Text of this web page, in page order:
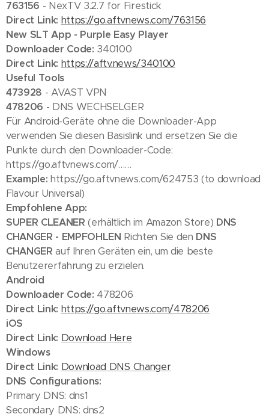
763156 - NexTV 3.2.7 for Firestick
Direct Link: https://go.aftvnews.com/763156
New SLT App - Purple Easy Player
Downloader Code: 340100
Direct Link: https://aftv.news/340100
Useful Tools
473928 - AVAST VPN
478206 - DNS WECHSELGER
Für Android-Geräte ohne die Downloader-App
verwenden Sie diesen Basislink und ersetzen Sie die
Punkte durch den Downloader-Code:
https://go.aftvnews.com/……
Example: https://go.aftvnews.com/624753 (to download
Flavour Universal)
Empfohlene App:
SUPER CLEANER (erhältlich im Amazon Store) DNS
CHANGER - EMPFOHLEN Richten Sie den DNS
CHANGER auf Ihren Geräten ein, um die beste
Benutzererfahrung zu erzielen.
Android
Downloader Code: 478206
Direct Link: https://go.aftvnews.com/478206
iOS
Direct Link: Download Here
Windows
Direct Link: Download DNS Changer
DNS Configurations:
Primary DNS: dns1
Secondary DNS: dns2